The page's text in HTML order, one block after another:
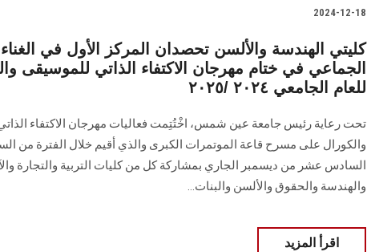
2024-12-18
كليتي الهندسة والألسن تحصدان المركز الأول في
الجماعي في ختام مهرجان الاكتفاء الذاتي للموسيقى
للعام الجامعي ٢٠٢٤ /٢٠٢٥
تحت رعاية رئيس جامعة عين شمس، اخْتُتِمت فعاليات مهرجان الاكتفاء
والكورال على مسرح قاعة الموتمرات الكبرى والذي أقيم خلال الفترة من
السادس عشر من ديسمبر الجاري بمشاركة كل من كليات التربية والتجارة
والهندسة والحقوق والألسن والبنات...
اقرأ المزيد